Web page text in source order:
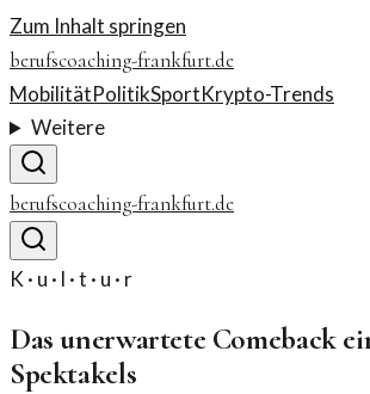
Zum Inhalt springen
berufscoaching-frankfurt.de
MobilitätPolitikSportKrypto-Trends
Weitere
berufscoaching-frankfurt.de
K · u · l · t · u · r
Das unerwartete Comeback
Spektakels